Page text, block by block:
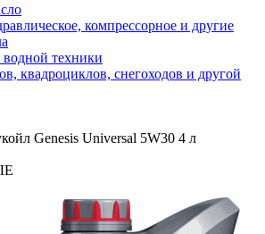
компрессорное и другие
техники
квадроциклов, снегоходов и другой
Genesis Universal 5W30 4 л